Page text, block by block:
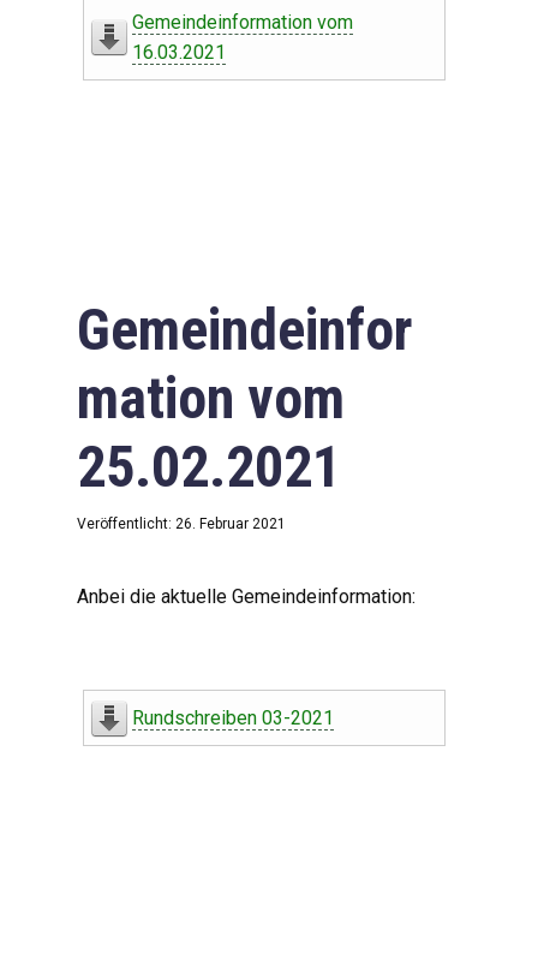
Leben in Oberdorf
Downloads
Impressum
Datenschutzerklärung
Gemeindeinformation vom
16.03.2021
Gemeindeinfor
mation vom
25.02.2021
Veröffentlicht: 26. Februar 2021
Anbei die aktuelle Gemeindeinformation:
Rundschreiben 03-2021